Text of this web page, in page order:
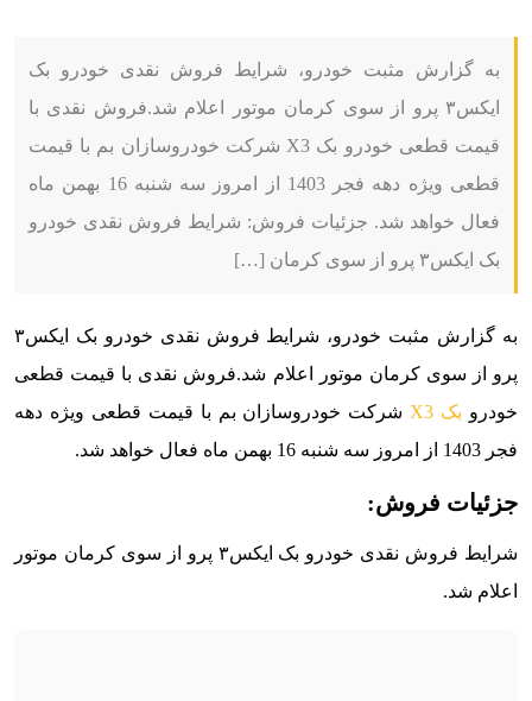
به گزارش مثبت خودرو، شرایط فروش نقدی خودرو بک
ایکس۳ پرو از سوی کرمان موتور اعلام شد.فروش نقدی با
قیمت قطعی خودرو بک X3 شرکت خودروسازان بم با قیمت
قطعی ویژه دهه فجر 1403 از امروز سه شنبه 16 بهمن ماه
فعال خواهد شد. جزئیات فروش: شرایط فروش نقدی خودرو
بک ایکس۳ پرو از سوی کرمان […]
به گزارش مثبت خودرو، شرایط فروش نقدی خودرو بک ایکس۳
پرو از سوی کرمان موتور اعلام شد.فروش نقدی با قیمت قطعی
خودرو بک X3
شرکت خودروسازان بم با قیمت قطعی ویژه دهه
فجر 1403 از امروز سه شنبه 16 بهمن ماه فعال خواهد شد.
جزئیات فروش:
شرایط فروش نقدی خودرو بک ایکس۳ پرو از سوی کرمان موتور
اعلام شد.